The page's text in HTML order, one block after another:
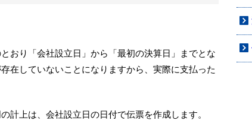
おり「会社設立日」から「最初の決算日」までとな
在していないことになりますから、実際に支払った
計上は、会社設立日の日付で伝票を作成します。